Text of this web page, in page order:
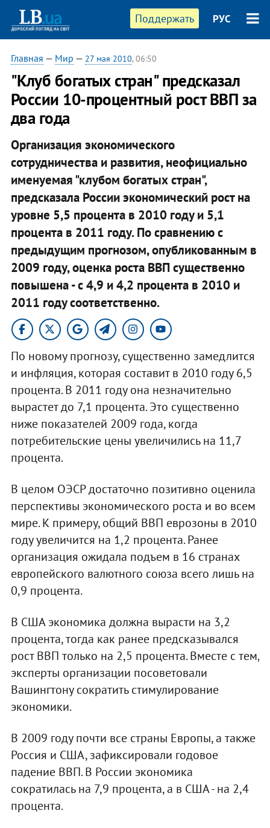
Поддержать РУС
Главная — Мир — 27 мая 2010, 06:50
"Клуб богатых стран" предсказал
России 10-процентный рост ВВП за
два года
Организация экономического
сотрудничества и развития, неофициально
именуемая "клубом богатых стран",
предсказала России экономический рост на
уровне 5,5 процента в 2010 году и 5,1
процента в 2011 году. По сравнению с
предыдущим прогнозом, опубликованным в
2009 году, оценка роста ВВП существенно
повышена - с 4,9 и 4,2 процента в 2010 и
2011 году соответственно.
По новому прогнозу, существенно замедлится
и инфляция, которая составит в 2010 году 6,5
процента. В 2011 году она незначительно
вырастет до 7,1 процента. Это существенно
ниже показателей 2009 года, когда
потребительские цены увеличились на 11,7
процента.
В целом ОЭСР достаточно позитивно оценила
перспективы экономического роста и во всем
мире. К примеру, общий ВВП еврозоны в 2010
году увеличится на 1,2 процента. Ранее
организация ожидала подъем в 16 странах
европейского валютного союза всего лишь на
0,9 процента.
В США экономика должна вырасти на 3,2
процента, тогда как ранее предсказывался
рост ВВП только на 2,5 процента. Вместе с тем,
эксперты организации посоветовали
Вашингтону сократить стимулирование
экономики.
В 2009 году почти все страны Европы, а также
Россия и США, зафиксировали годовое
падение ВВП. В России экономика
сократилась на 7,9 процента, а в США - на 2,4
процента.